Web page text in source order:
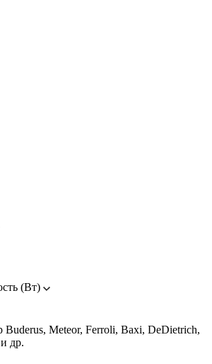
(Вт)
Meteor, Ferroli, Baxi, DeDietrich,
др.